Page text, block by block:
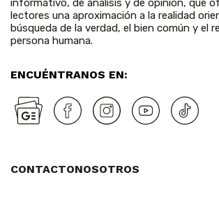
informativo, de análisis y de opinión, que
lectores una aproximación a la realidad
búsqueda de la verdad, el bien común y el
persona humana.
ENCUÉNTRANOS EN:
CONTACTONOSOTROS